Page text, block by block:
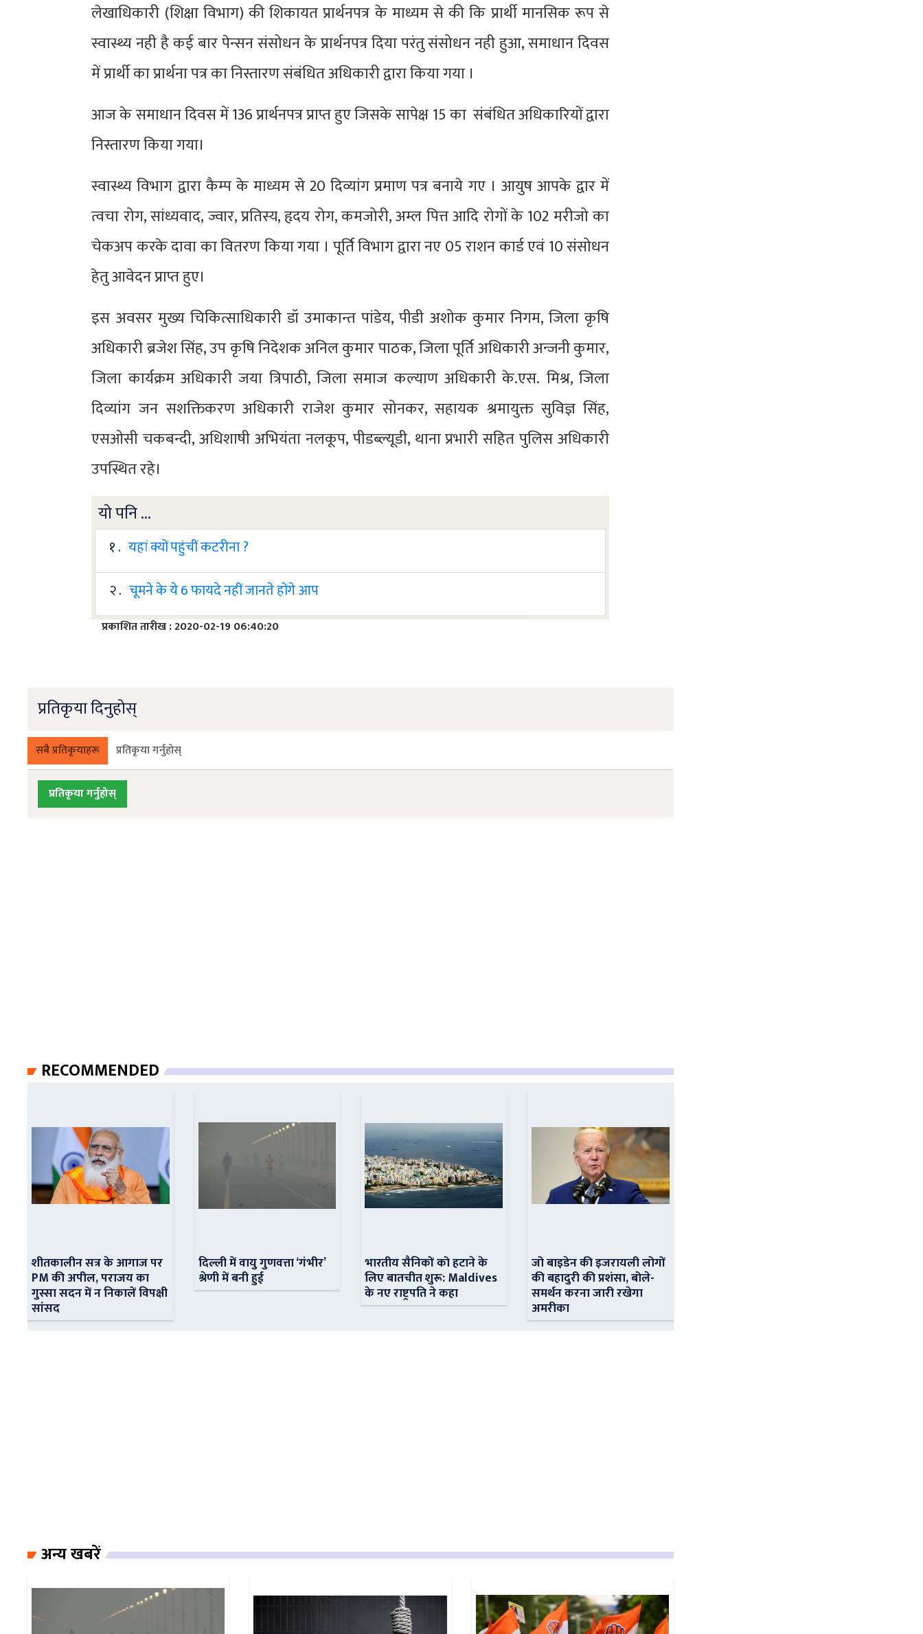
लेखाधिकारी (शिक्षा विभाग) की शिकायत प्रार्थनपत्र के माध्यम से की कि प्रार्थी मानसिक रूप से
स्वास्थ्य नही है कई बार पेन्सन संसोधन के प्रार्थनपत्र दिया परंतु संसोधन नही हुआ, समाधान दिवस
में प्रार्थी का प्रार्थना पत्र का निस्तारण संबंधित अधिकारी द्वारा किया गया ।
आज के समाधान दिवस में 136 प्रार्थनपत्र प्राप्त हुए जिसके सापेक्ष 15 का संबंधित अधिकारियों द्वारा
निस्तारण किया गया।
स्वास्थ्य विभाग द्वारा कैम्प के माध्यम से 20 दिव्यांग प्रमाण पत्र बनाये गए । आयुष आपके द्वार में
त्वचा रोग, सांध्यवाद, ज्वार, प्रतिस्य, हृदय रोग, कमजोरी, अम्ल पित्त आदि रोगों के 102 मरीजो का
चेकअप करके दावा का वितरण किया गया । पूर्ति विभाग द्वारा नए 05 राशन कार्ड एवं 10 संसोधन
हेतु आवेदन प्राप्त हुए।
इस अवसर मुख्य चिकित्साधिकारी डॉ उमाकान्त पांडेय, पीडी अशोक कुमार निगम, जिला कृषि
अधिकारी ब्रजेश सिंह, उप कृषि निदेशक अनिल कुमार पाठक, जिला पूर्ति अधिकारी अन्जनी कुमार,
जिला कार्यक्रम अधिकारी जया त्रिपाठी, जिला समाज कल्याण अधिकारी के.एस. मिश्र, जिला
दिव्यांग जन सशक्तिकरण अधिकारी राजेश कुमार सोनकर, सहायक श्रमायुक्त सुविज्ञ सिंह,
एसओसी चकबन्दी, अधिशाषी अभियंता नलकूप, पीडब्ल्यूडी, थाना प्रभारी सहित पुलिस अधिकारी
उपस्थित रहे।
यो पनि ...
१ . यहां क्यों पहुंचीं कटरीना ?
२ . चूमने के ये 6 फायदे नहीं जानते होंगे आप
प्रकाशित तारीख : 2020-02-19 06:40:20
प्रतिकृया दिनुहोस्
सबै प्रतिकृयाहरू प्रतिकृया गर्नुहोस्
प्रतिकृया गर्नुहोस्
RECOMMENDED
शीतकालीन सत्र के आगाज पर
PM की अपील, पराजय का
गुस्सा सदन में न निकालें विपक्षी
सांसद
दिल्ली में वायु गुणवत्ता ‘गंभीर’
श्रेणी में बनी हुई
भारतीय सैनिकों को हटाने के
लिए बातचीत शुरू: Maldives
के नए राष्ट्रपति ने कहा
जो बाइडेन की इजरायली लोगों
की बहादुरी की प्रशंसा, बोले-
समर्थन करना जारी रखेगा
अमरीका
अन्य खबरें